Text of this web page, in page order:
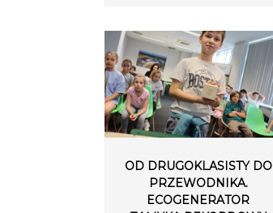
OD DRUGOKLASISTY DO
PRZEWODNIKA.
ECOGENERATOR